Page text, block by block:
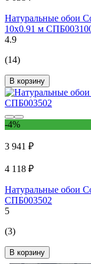
Натуральные обои
10x0.91 м
4.9
(14)
В корзину
-4%
3 941 ₽
4 118 ₽
Натуральные обои
СПБ003502
5
(3)
В корзину